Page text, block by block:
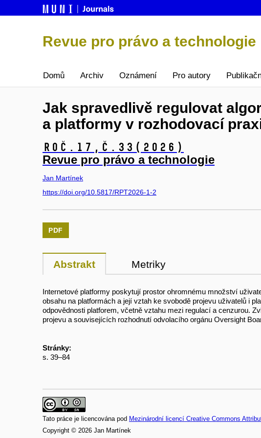
Revue pro právo a technologie
Domů Archiv Oznámení Pro autory
Jak spravedlivě regulovat
a platformy v rozhodovací
Roč.17, č.33 (2026)
Revue pro právo a technologie
Jan Martínek
https://doi.org/10.5817/RPT2026-1-2
PDF
Abstrakt Metriky
Internetové platformy poskytují prostor ohromnému množství
obsahu na platformách a její vztah ke svobodě projevu uživatelů i
odpovědnosti platforem, včetně vztahu mezi regulací a cenzurou.
projevu a souvisejících rozhodnutí odvolacího orgánu Oversight
Stránky:
s. 39–84
Tato práce je licencována pod Mezinárodní licencí Creative Commons
Copyright © 2026 Jan Martínek